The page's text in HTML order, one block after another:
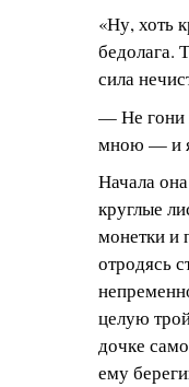
«Ну, хоть
бедолага.
сила
— Не гони
мною — и
Начала
круглые
монетки и
отродясь
целую
дочке
ему